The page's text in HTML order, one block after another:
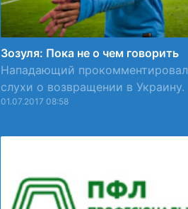
Зозуля: Пока не о чем говорить
Нападающий прокомментировал
слухи о возвращении в Украину.
01.07.2017 08:58